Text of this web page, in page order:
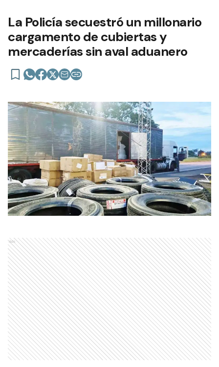
La Policía secuestró un millonario
cargamento de cubiertas y
mercaderías sin aval aduanero
Ads